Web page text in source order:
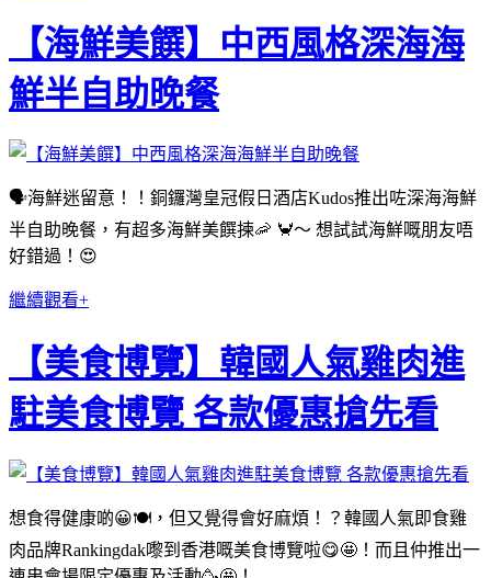
【海鮮美饌】中西風格深海海
鮮半自助晚餐
🗣海鮮迷留意！！銅鑼灣皇冠假日酒店Kudos推出咗深海海鮮
半自助晚餐，有超多海鮮美饌揀🦐 🦀～ 想試試海鮮嘅朋友唔
好錯過！😍
繼續觀看+
【美食博覽】韓國人氣雞肉進
駐美食博覽 各款優惠搶先看
想食得健康啲😀🍽，但又覺得會好麻煩！？韓國人氣即食雞
肉品牌Rankingdak嚟到香港嘅美食博覽啦😋🤩！而且仲推出一